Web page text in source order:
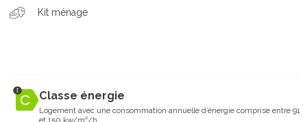
Kit ménage
Classe énergie
Logement avec une consommation annuelle d’énergie comprise entre 91
et 150 kw/m²/h